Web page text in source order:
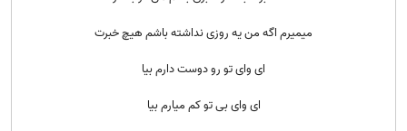
میمیرم اگه من یه روزی نداشته باشم هیچ خبرت
ای وای تو رو دوست دارم بیا
ای وای بی تو کم میارم بیا